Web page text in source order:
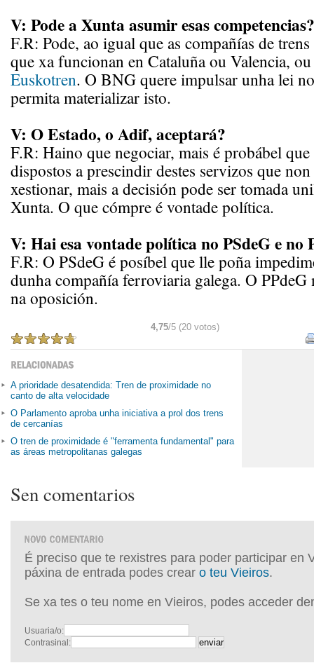
V: Pode a Xunta asumir esas competencias?
F.R: Pode, ao igual que as compañías de
que xa funcionan en Cataluña ou Valencia,
Euskotren. O BNG quere impulsar unha lei
permita materializar isto.
V: O Estado, o Adif, aceptará?
F.R: Haino que negociar, mais é probábel que
dispostos a prescindir destes servizos que
xestionar, mais a decisión pode ser tomada
Xunta. O que cómpre é vontade política.
V: Hai esa vontade política no PSdeG e no
F.R: O PSdeG é posíbel que lle poña
dunha compañía ferroviaria galega. O PPdeG
na oposición.
4,75/5 (20 votos)
A prioridade desatendida: Tren de proximidade no
canto de alta velocidade
O Parlamento aproba unha iniciativa a prol dos trens
de cercanías
O tren de proximidade é "ferramenta fundamental" para
as áreas metropolitanas galegas
Sen comentarios
É preciso que te rexistres para poder participar en
páxina de entrada podes crear o teu Vieiros.
Se xa tes o teu nome en Vieiros, podes acceder
Usuaria/o:
Contrasinal: